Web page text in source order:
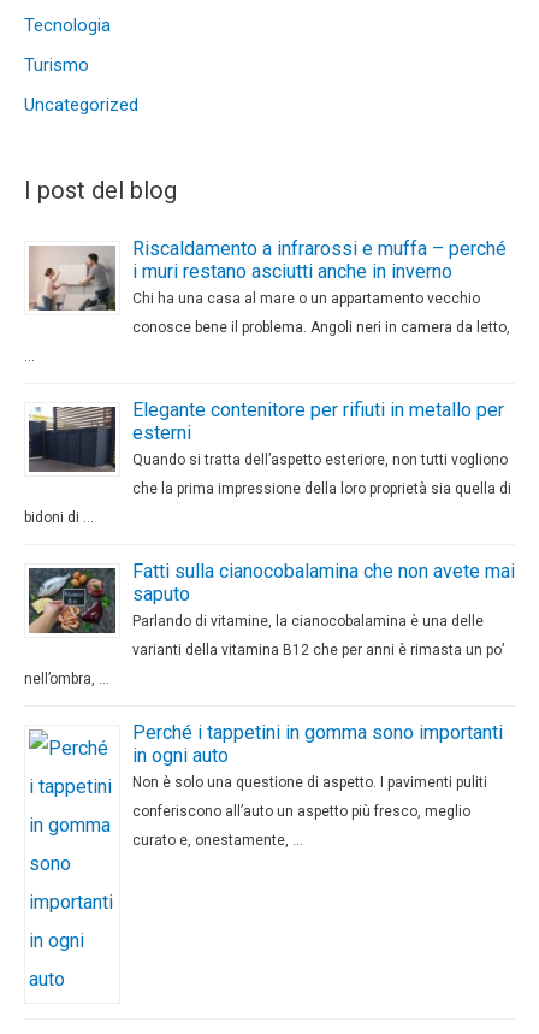
Tecnologia
Turismo
Uncategorized
I post del blog
Riscaldamento a infrarossi e muffa – perché
i muri restano asciutti anche in inverno
Chi ha una casa al mare o un appartamento vecchio
conosce bene il problema. Angoli neri in camera da letto,
Elegante contenitore per rifiuti in metallo per
esterni
Quando si tratta dell’aspetto esteriore, non tutti vogliono
che la prima impressione della loro proprietà sia quella di
bidoni di …
Fatti sulla cianocobalamina che non avete mai
saputo
Parlando di vitamine, la cianocobalamina è una delle
varianti della vitamina B12 che per anni è rimasta un po’
nell’ombra, …
Perché i tappetini in gomma sono importanti
in ogni auto
Non è solo una questione di aspetto. I pavimenti puliti
conferiscono all’auto un aspetto più fresco, meglio
curato e, onestamente, …